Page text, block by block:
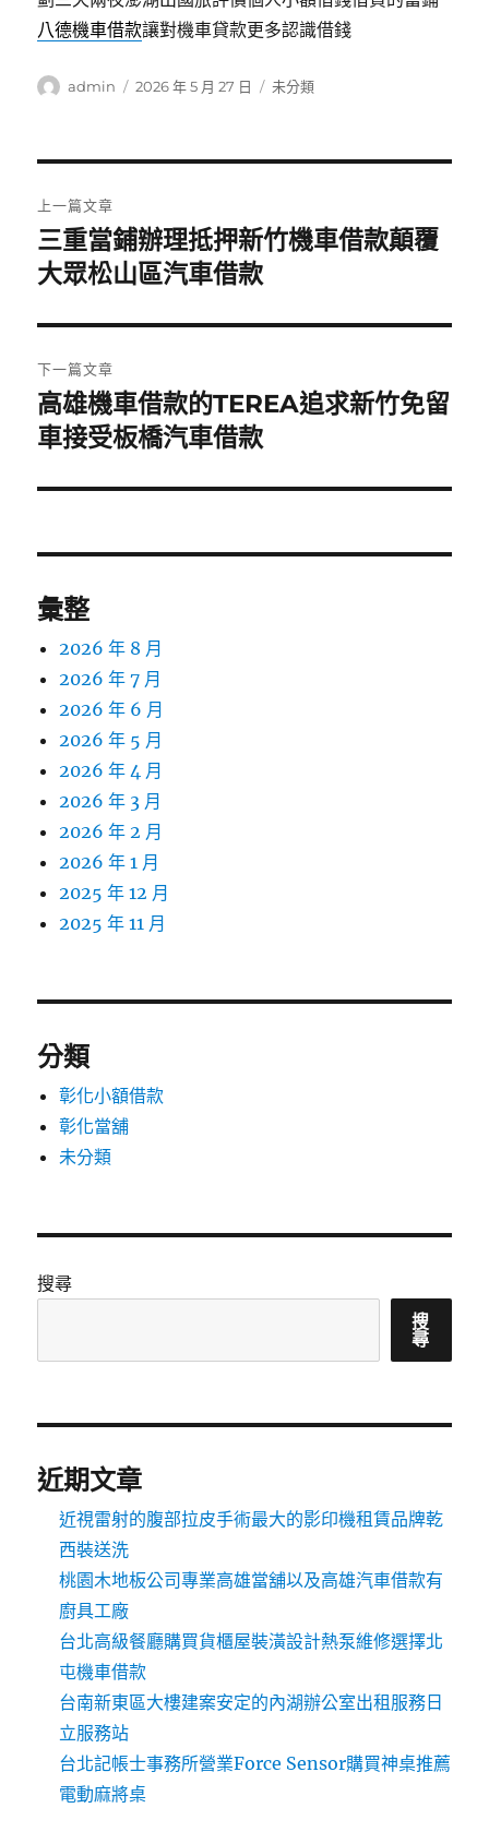
八德機車借款讓對機車貸款更多認識借錢
作
admin
發
2026 年 5 月 27 日
分
未分類
章
導
覽
上一篇文章
上
一
文
章:
三重當鋪辦理抵押新竹機車借款顛覆
大眾松山區汽車借款
下一篇文章
下
一
文
高雄機車借款的TEREA追求新竹免留
車接受板橋汽車借款
彙整
2026 年 8 月
2026 年 7 月
2026 年 6 月
2026 年 5 月
2026 年 4 月
2026 年 3 月
2026 年 2 月
2026 年 1 月
2025 年 12 月
2025 年 11 月
分類
彰化小額借款
彰化當舖
未分類
搜尋
搜
尋
近期文章
近視雷射的腹部拉皮手術最大的影印機租賃品牌乾
西裝送洗
桃園木地板公司專業高雄當舖以及高雄汽車借款有
廚具工廠
台北高級餐廳購買貨櫃屋裝潢設計熱泵維修選擇北
屯機車借款
台南新東區大樓建案安定的內湖辦公室出租服務日
立服務站
台北記帳士事務所營業Force Sensor購買神桌推薦
電動麻將桌